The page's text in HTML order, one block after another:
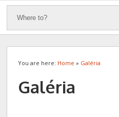
You are here: Home » Galéria
Galéria